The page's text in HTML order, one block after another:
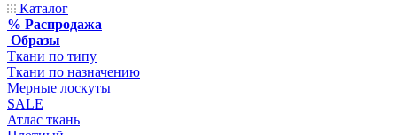
Каталог
% Распродажа
Образы
Ткани по типу
Ткани по назначению
Мерные лоскуты
SALE
Атлас ткань